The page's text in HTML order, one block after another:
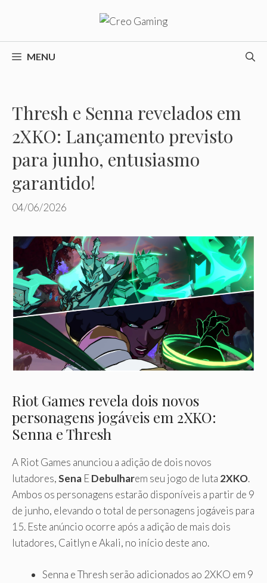
o
conteúdoMENU
Thresh e Senna revelados em
2XKO: Lançamento previsto
para junho, entusiasmo
garantido!
04/06/2026
Riot Games revela dois novos
personagens jogáveis ​​em 2XKO:
Senna e Thresh
A Riot Games anunciou a adição de dois novos
lutadores,Sena EDebulharem seu jogo de luta 2XKO.
Ambos os personagens estarão disponíveis a partir de 9
de junho, elevando o total de personagens jogáveis ​​para
15. Este anúncio ocorre após a adição de mais dois
lutadores, Caitlyn e Akali, no início deste ano.
Senna e Thresh serão adicionados ao 2XKO em 9